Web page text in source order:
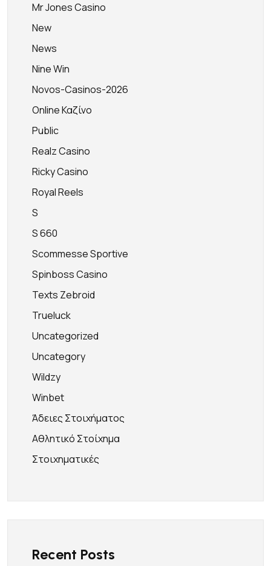
Mr Jones Casino
New
News
Nine Win
Novos-Casinos-2026
Online Καζίνο
Public
Realz Casino
Ricky Casino
Royal Reels
S
S 660
Scommesse Sportive
Spinboss Casino
Texts Zebroid
Trueluck
Uncategorized
Uncategory
Wildzy
Winbet
Άδειες Στοιχήματος
Αθλητικό Στοίχημα
Στοιχηματικές
Recent Posts